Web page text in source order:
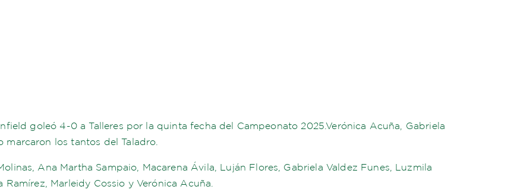
goleó 4-0 a Talleres por la quinta fecha del Campeonato 2025.Verónica Acuña, Gabriela
marcaron los tantos del Taladro.
Ana Martha Sampaio, Macarena Ávila, Luján Flores, Gabriela Valdez Funes, Luzmila
Marleidy Cossio y Verónica Acuña.